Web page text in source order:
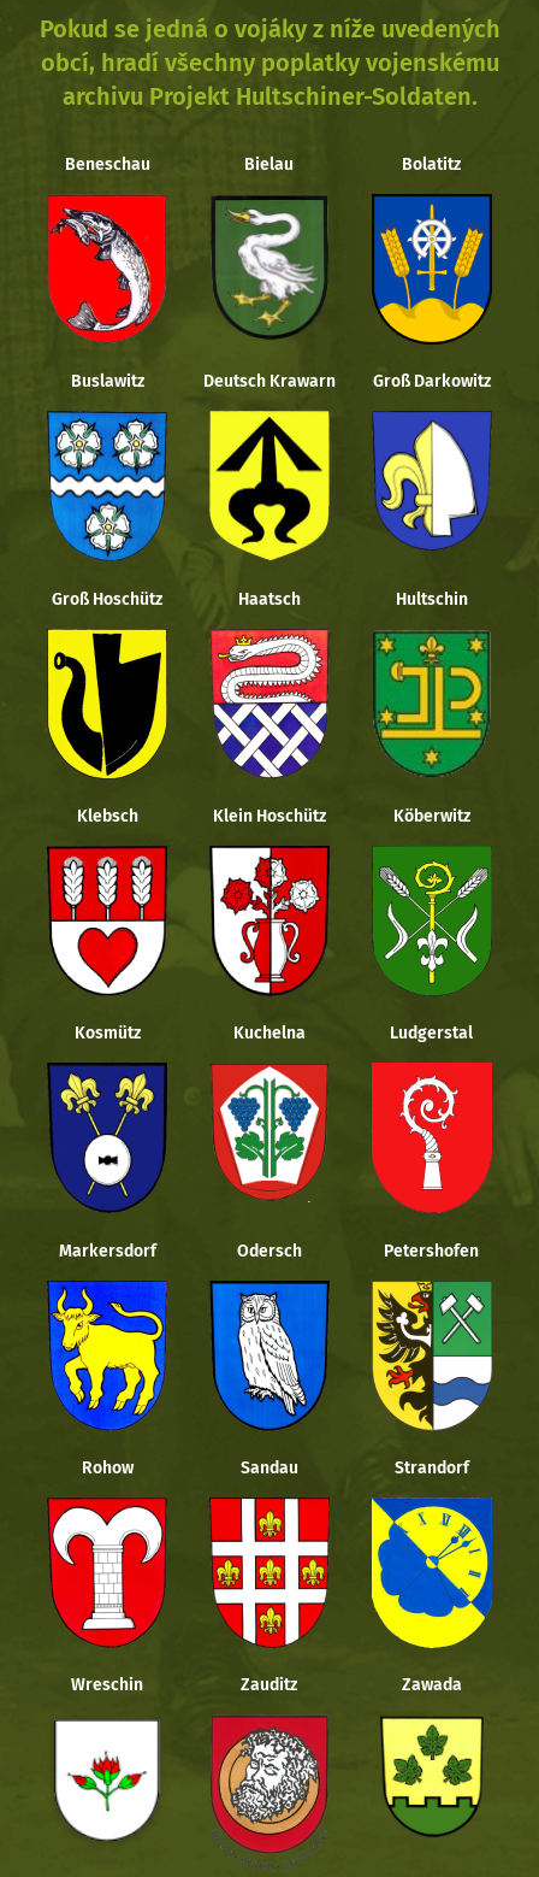
Pokud se jedná o vojáky z níže uvedených
obcí, hradí všechny poplatky vojenskému
archivu Projekt Hultschiner-Soldaten.
Beneschau Bielau Bolatitz
Buslawitz Deutsch Krawarn Groß Darkowitz
Groß Hoschütz Haatsch Hultschin
Klebsch Klein Hoschütz Köberwitz
Kosmütz Kuchelna Ludgerstal
Markersdorf Odersch Petershofen
Rohow Sandau Strandorf
Wreschin Zauditz Zawada